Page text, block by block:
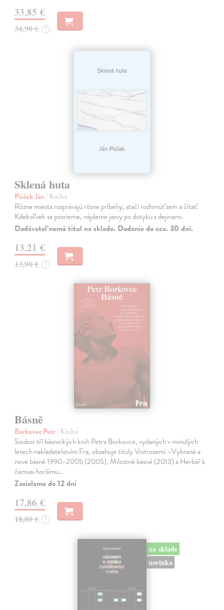
33,85 €
34,90 € ?
Sklená huta
Púček Ján | Kniha
Rôzne miesta rozprávajú rôzne príbehy, stačí rozhrnúť zem a čítať.
Kdekoľvek sa pozrieme, nájdeme jazvy po dotyku s dejinami.
Dodávateľ nemá titul na sklade. Dodanie do cca. 30 dní.
13,21 €
13,90 € ?
Básně
Borkovec Petr| Kniha
Soubor tří básnických knih Petra Borkovce, vydaných v minulých
letech nakladatelstvím Fra, obsahuje tituly Vnitrozemí –Vybrané a
nové básně 1990–2005 (2005), Milostné básně (2013) a Herbář k
čemusi horšímu…
Zasielame do 12 dní
17,86 €
18,80 € ?
na sklade
novinka